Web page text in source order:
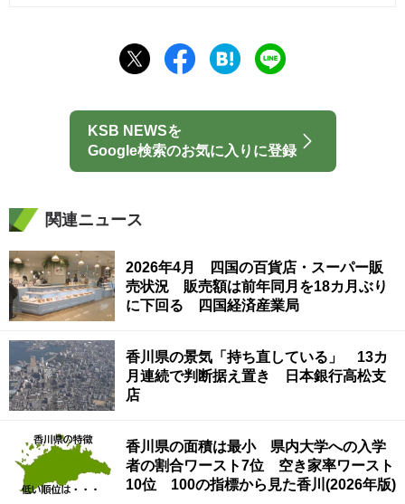
KSB NEWSを
Google検索のお気に入りに登録
関連ニュース
2026年4月 四国の百貨店・スーパー販
売状況 販売額は前年同月を18カ月ぶり
に下回る 四国経済産業局
香川県の景気「持ち直している」 13カ
月連続で判断据え置き 日本銀行高松支
店
香川県の面積は最小 県内大学への入学
者の割合ワースト7位 空き家率ワースト
10位 100の指標から見た香川(2026年版)